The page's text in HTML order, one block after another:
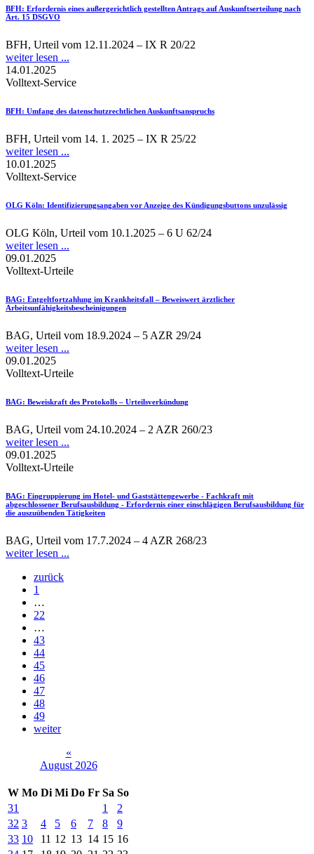
BFH: Erfordernis eines außergerichtlich gestellten Antrags auf Auskunftserteilung nach
Art. 15 DSGVO
BFH, Urteil vom 12.11.2024 – IX R 20/22
weiter lesen ...
14.01.2025
Volltext-Service
BFH: Umfang des datenschutzrechtlichen Auskunftsanspruchs
BFH, Urteil vom 14. 1. 2025 – IX R 25/22
weiter lesen ...
10.01.2025
Volltext-Service
OLG Köln: Identifizierungsangaben vor Anzeige des Kündigungsbuttons unzulässig
OLG Köln, Urteil vom 10.1.2025 – 6 U 62/24
weiter lesen ...
09.01.2025
Volltext-Urteile
BAG: Entgeltfortzahlung im Krankheitsfall – Beweiswert ärztlicher
Arbeitsunfähigkeitsbescheinigungen
BAG, Urteil vom 18.9.2024 – 5 AZR 29/24
weiter lesen ...
09.01.2025
Volltext-Urteile
BAG: Beweiskraft des Protokolls – Urteilsverkündung
BAG, Urteil vom 24.10.2024 – 2 AZR 260/23
weiter lesen ...
09.01.2025
Volltext-Urteile
BAG: Eingruppierung im Hotel- und Gaststättengewerbe - Fachkraft mit
abgeschlossener Berufsausbildung - Erfordernis einer einschlägigen Berufsausbildung für
die auszuübenden Tätigkeiten
BAG, Urteil vom 17.7.2024 – 4 AZR 268/23
weiter lesen ...
zurück
1
…
22
…
43
44
45
46
47
48
49
weiter
«
August 2026
W Mo Di Mi Do Fr Sa So
31
1
2
32 3 4 5 6 7 8
9
33 10 11 12 13 14 15 16